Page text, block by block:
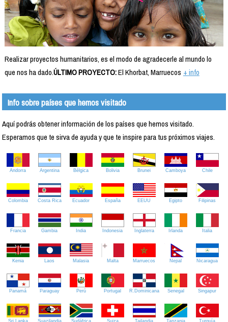
Realizar proyectos humanitarios, es el modo de agradecerle al mundo lo
que nos ha dado.ÚLTIMO PROYECTO:El Khorbat, Marruecos + info
Info sobre países que hemos visitado
Aquí podrás obtener información de los países que hemos visitado.
Esperamos que te sirva de ayuda y que te inspire para tus próximos viajes.
Andorra Argentina Bélgica Bolivia Brunei Camboya Chile
Colombia Costa Rica Ecuador España EEUU Egipto Filipinas
Francia Gambia India Indonesia Inglaterra Irlanda Italia
Kenia Laos Malasia Malta Marruecos Nepal Nicaragua
Panamá Paraguay Perú Portugal R.Dominicana Senegal Singapur
Sri Lanka Suazilandia Sudáfrica Suiza Tailandia Tanzania Turquía